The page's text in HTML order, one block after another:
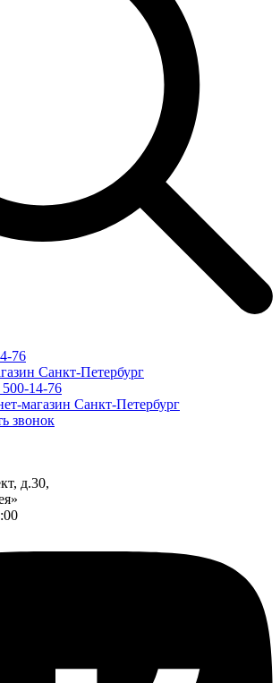
76
Санкт-Петербург
14-76
магазин Санкт-Петербург
звонок
д.30,